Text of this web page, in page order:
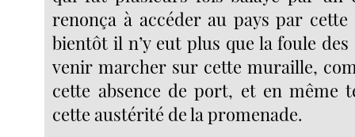
renonça à accéder au pays par cette
bientôt il n’y eut plus que la foule
venir marcher sur cette muraille,
cette absence de port, et en même
cette austérité de la promenade.